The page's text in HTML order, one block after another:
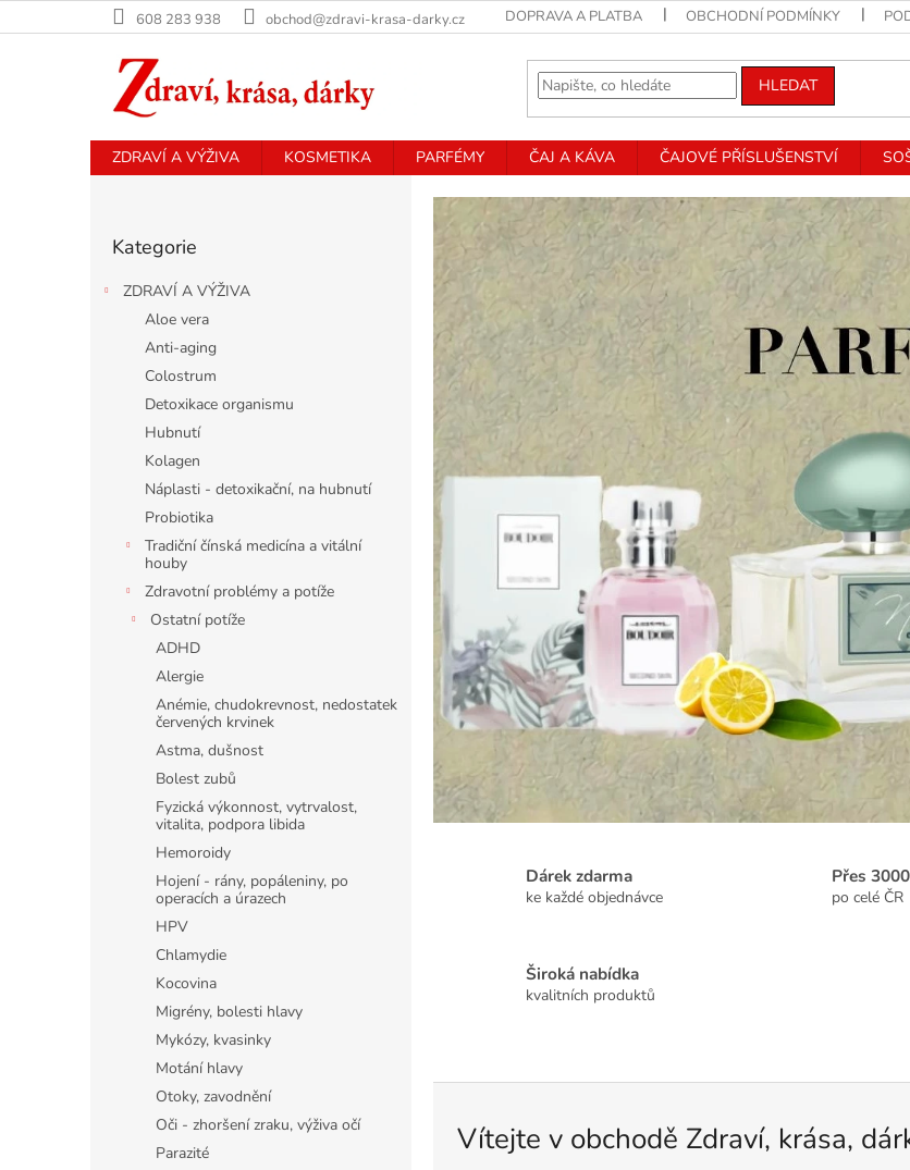
na
608 283 938 obchod@zdravi-krasa-darky.cz DOPRAVA A PLATBA OBCHODNÍ PODMÍNKY
HLEDAT
ZDRAVÍ A VÝŽIVA KOSMETIKA PARFÉMY ČAJ A KÁVA ČAJOVÉ PŘÍSLUŠENSTVÍ
kategorie
Kategorie
ZDRAVÍ A VÝŽIVA
Aloe vera
Anti-aging
Colostrum
Detoxikace organismu
Hubnutí
Kolagen
Náplasti - detoxikační, na hubnutí
Probiotika
Tradiční čínská medicína a vitální
houby
Zdravotní problémy a potíže
Ostatní potíže
ADHD
Alergie
Anémie, chudokrevnost, nedostatek
červených krvinek
Astma, dušnost
Bolest zubů
Fyzická výkonnost, vytrvalost,
vitalita, podpora libida
Hemoroidy
Hojení - rány, popáleniny, po
operacích a úrazech
HPV
Chlamydie
Kocovina
Migrény, bolesti hlavy
Mykózy, kvasinky
Motání hlavy
Otoky, zavodnění
Oči - zhoršení zraku, výživa očí
Parazité
V
í
t
e
j
t
e
v
o
b
c
h
o
d
ě
Z
d
r
v
í
,
á
Dárek zdarma
ke každé objednávce
Přes
po celé ČR
Široká nabídka
kvalitních produktů
Vítejte v obchodě Zdraví, krása,